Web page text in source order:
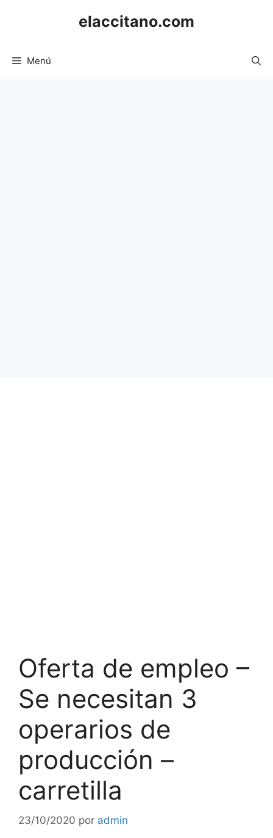
elaccitano.com
Menú
Oferta de empleo –
Se necesitan 3
operarios de
producción –
carretilla
23/10/2020 por admin